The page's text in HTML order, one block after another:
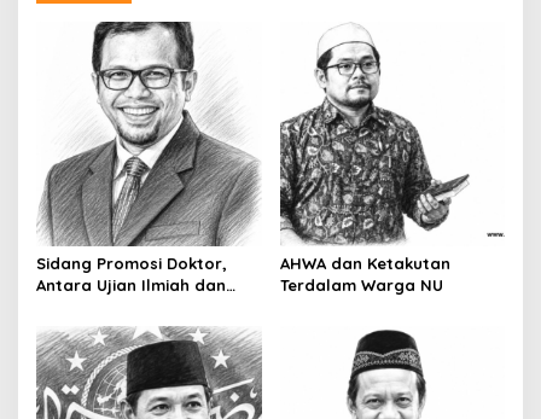
a
t
i
o
n
Sidang Promosi Doktor,
Antara Ujian Ilmiah dan
AHWA dan Ketakutan
Terdalam Warga NU